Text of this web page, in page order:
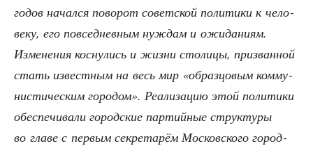
годов начал­ся пово­рот совет­ской поли­ти­ки к чело­
ве­ку, его повсе­днев­ным нуж­дам и ожи­да­ни­ям.
Изме­не­ния кос­ну­лись и жиз­ни сто­ли­цы, при­зван­ной
стать извест­ным на весь мир «образ­цо­вым ком­му­
ни­сти­че­ским горо­дом». Реа­ли­за­цию этой поли­ти­ки
обес­пе­чи­ва­ли город­ские пар­тий­ные струк­ту­ры
во гла­ве с пер­вым сек­ре­та­рём Мос­ков­ско­го город­